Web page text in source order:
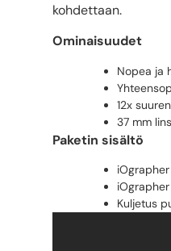
kohdettaan.
Ominaisuudet
Nopea ja
12x
37 mm
Paketin sisältö
Kuljetus